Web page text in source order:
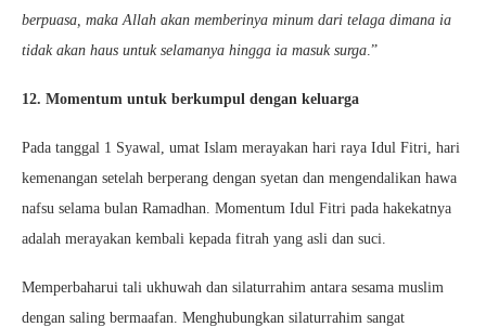
berpuasa, maka Allah akan memberinya minum dari telaga dimana ia
tidak akan haus untuk selamanya hingga ia masuk surga.”
12. Momentum untuk berkumpul dengan keluarga
Pada tanggal 1 Syawal, umat Islam merayakan hari raya Idul Fitri, hari
kemenangan setelah berperang dengan syetan dan mengendalikan hawa
nafsu selama bulan Ramadhan. Momentum Idul Fitri pada hakekatnya
adalah merayakan kembali kepada fitrah yang asli dan suci.
Memperbaharui tali ukhuwah dan silaturrahim antara sesama muslim
dengan saling bermaafan. Menghubungkan silaturrahim sangat